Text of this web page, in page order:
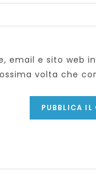
email e sito web
volta che